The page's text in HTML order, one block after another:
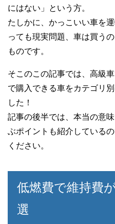
にはない」という方。
たしかに、かっこいい車を
っても現実問題、車は買う
ものです。
そこのこの記事では、高級
で購入できる車をカテゴリ
した！
記事の後半では、本当の意
ぶポイントも紹介している
ください。
低燃費で維持費
選